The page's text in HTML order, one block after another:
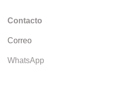
Contacto
Correo
WhatsApp